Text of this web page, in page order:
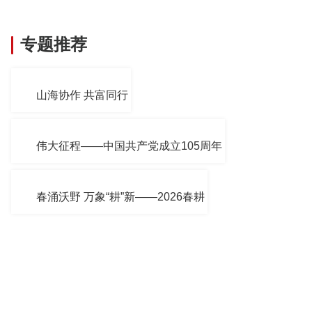
专题推荐
山海协作 共富同行
伟大征程——中国共产党成立105周年
春涌沃野 万象“耕”新——2026春耕